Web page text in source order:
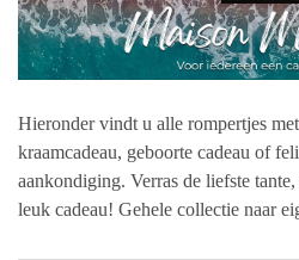
Hieronder vindt u alle rompertjes
kraamcadeau, geboorte cadeau of
aankondiging. Verras de liefste
leuk cadeau! Gehele collectie naar